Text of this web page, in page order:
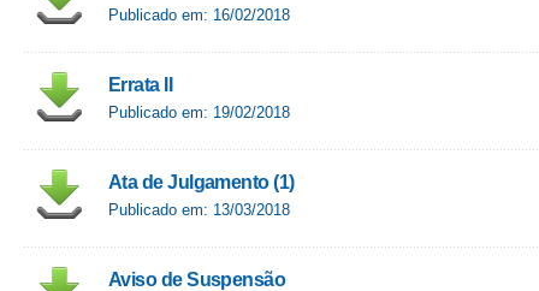
Publicado em: 16/02/2018
Errata II
Publicado em: 19/02/2018
Ata de Julgamento (1)
Publicado em: 13/03/2018
Aviso de Suspensão